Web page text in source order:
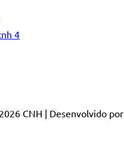
CNH | Desenvolvido por